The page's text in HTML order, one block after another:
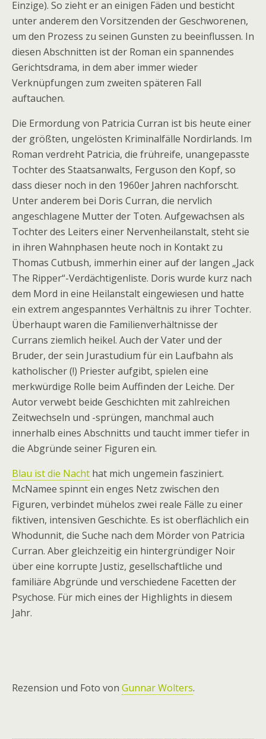
Einzige). So zieht er an einigen Fäden und besticht
unter anderem den Vorsitzenden der Geschworenen,
um den Prozess zu seinen Gunsten zu beeinflussen. In
diesen Abschnitten ist der Roman ein spannendes
Gerichtsdrama, in dem aber immer wieder
Verknüpfungen zum zweiten späteren Fall
auftauchen.
Die Ermordung von Patricia Curran ist bis heute einer
der größten, ungelösten Kriminalfälle Nordirlands. Im
Roman verdreht Patricia, die frühreife, unangepasste
Tochter des Staatsanwalts, Ferguson den Kopf, so
dass dieser noch in den 1960er Jahren nachforscht.
Unter anderem bei Doris Curran, die nervlich
angeschlagene Mutter der Toten. Aufgewachsen als
Tochter des Leiters einer Nervenheilanstalt, steht sie
in ihren Wahnphasen heute noch in Kontakt zu
Thomas Cutbush, immerhin einer auf der langen „Jack
The Ripper“-Verdächtigenliste. Doris wurde kurz nach
dem Mord in eine Heilanstalt eingewiesen und hatte
ein extrem angespanntes Verhältnis zu ihrer Tochter.
Überhaupt waren die Familienverhältnisse der
Currans ziemlich heikel. Auch der Vater und der
Bruder, der sein Jurastudium für ein Laufbahn als
katholischer (!) Priester aufgibt, spielen eine
merkwürdige Rolle beim Auffinden der Leiche. Der
Autor verwebt beide Geschichten mit zahlreichen
Zeitwechseln und -sprüngen, manchmal auch
innerhalb eines Abschnitts und taucht immer tiefer in
die Abgründe seiner Figuren ein.
Blau ist die Nacht hat mich ungemein fasziniert.
McNamee spinnt ein enges Netz zwischen den
Figuren, verbindet mühelos zwei reale Fälle zu einer
fiktiven, intensiven Geschichte. Es ist oberflächlich ein
Whodunnit, die Suche nach dem Mörder von Patricia
Curran. Aber gleichzeitig ein hintergründiger Noir
über eine korrupte Justiz, gesellschaftliche und
familiäre Abgründe und verschiedene Facetten der
Psychose. Für mich eines der Highlights in diesem
Jahr.
Rezension und Foto von Gunnar Wolters.